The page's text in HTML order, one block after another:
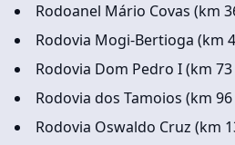
Rodoanel Mário Covas (km
Rodovia Mogi-Bertioga (km
Rodovia Dom Pedro I (km
Rodovia dos Tamoios (km
Rodovia Oswaldo Cruz (km